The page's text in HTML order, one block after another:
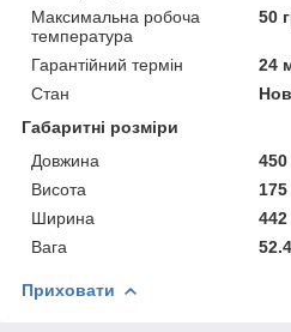
Максимальна робоча
температура
50
Гарантійний термін
24
Стан
Габаритні розміри
Довжина
Висота
Ширина
Вага
Приховати